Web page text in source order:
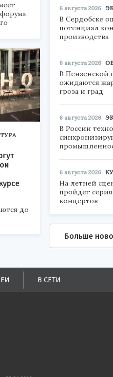
форума
до
6 августа 2026
В Сердобске
потенциал
производства
6 августа 2026
В Пензенской
ожидаются
гроза и град
6 августа 2026
В России
6 августа 2026
На летней
пройдет
концертов
Больше
В СЕТИ